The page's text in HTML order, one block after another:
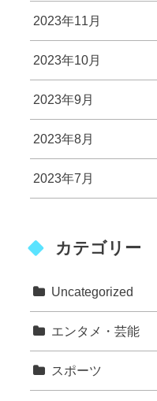
2023年11月
2023年10月
2023年9月
2023年8月
2023年7月
カテゴリー
Uncategorized
エンタメ・芸能
スポーツ